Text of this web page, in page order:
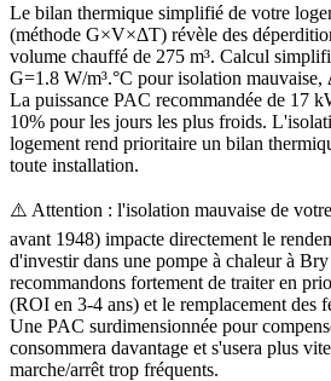
Le bilan thermique simplifié de votre
(méthode G×V×ΔT) révèle des
volume chauffé de 275 m³. Calcul
G=1.8 W/m³.°C pour isolation
La puissance PAC recommandée de 17
10% pour les jours les plus froids.
logement rend prioritaire un bilan
toute installation.
⚠️ Attention : l'isolation mauvaise de
avant 1948) impacte directement le
d'investir dans une pompe à chaleur à
recommandons fortement de traiter en
(ROI en 3-4 ans) et le remplacement des
Une PAC surdimensionnée pour
consommera davantage et s'usera plus
marche/arrêt trop fréquents.